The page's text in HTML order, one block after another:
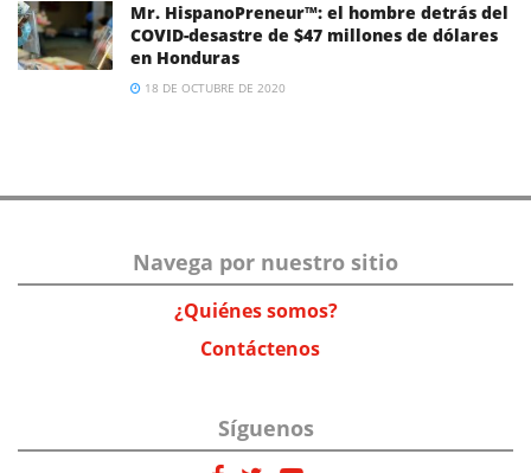
Mr. HispanoPreneur™: el hombre detrás del
COVID-desastre de $47 millones de dólares
en Honduras
18 DE OCTUBRE DE 2020
Navega por nuestro sitio
¿Quiénes somos?
Contáctenos
Síguenos